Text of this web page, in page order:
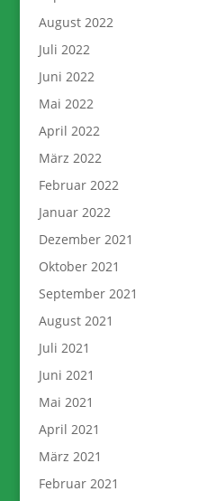
August 2022
Juli 2022
Juni 2022
Mai 2022
April 2022
März 2022
Februar 2022
Januar 2022
Dezember 2021
Oktober 2021
September 2021
August 2021
Juli 2021
Juni 2021
Mai 2021
April 2021
März 2021
Februar 2021